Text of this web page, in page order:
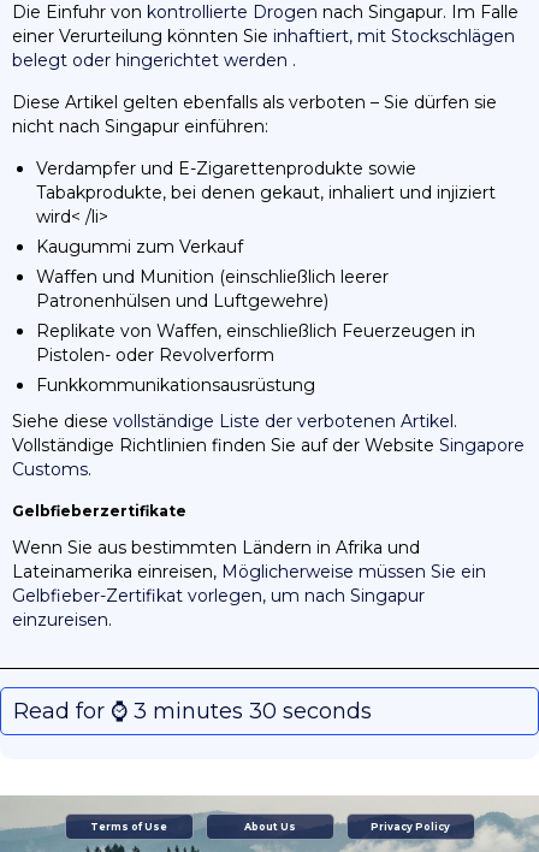
Die Einfuhr von kontrollierte Drogen nach Singapur. Im Falle
einer Verurteilung könnten Sie inhaftiert, mit Stockschlägen
belegt oder hingerichtet werden .
Diese Artikel gelten ebenfalls als verboten – Sie dürfen sie
nicht nach Singapur einführen:
Verdampfer und E-Zigarettenprodukte sowie
Tabakprodukte, bei denen gekaut, inhaliert und injiziert
wird< /li>
Kaugummi zum Verkauf
Waffen und Munition (einschließlich leerer
Patronenhülsen und Luftgewehre)
Replikate von Waffen, einschließlich Feuerzeugen in
Pistolen- oder Revolverform
Funkkommunikationsausrüstung
Siehe diese vollständige Liste der verbotenen Artikel .
Vollständige Richtlinien finden Sie auf der Website Singapore
Customs.
Gelbfieberzertifikate
Wenn Sie aus bestimmten Ländern in Afrika und
Lateinamerika einreisen, Möglicherweise müssen Sie ein
Gelbfieber-Zertifikat vorlegen, um nach Singapur
einzureisen.
Read for ⌚️ 3 minutes 30 seconds
Terms of Use About Us Privacy Policy